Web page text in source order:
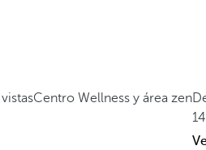
Centro Wellness y área zen